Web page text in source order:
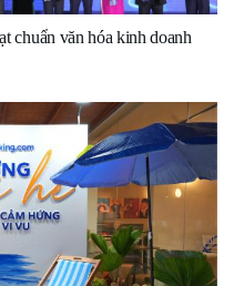
chuẩn văn hóa kinh doanh